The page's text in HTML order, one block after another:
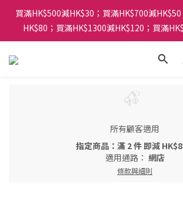
買滿HK$500減HK$30；買滿HK$700減
HK$80；買滿HK$1300減HK$120；買滿
所有顧客適用
指定商品：滿 2 件 即減
適用通路： 網店
條款與細則